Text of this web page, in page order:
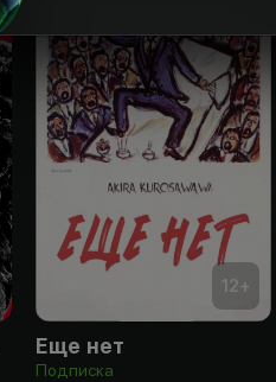
12+
Еще нет
Подписка